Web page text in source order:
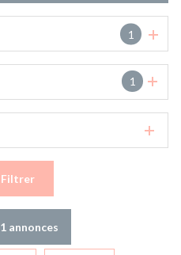
1
1
Filtrer
1annonces